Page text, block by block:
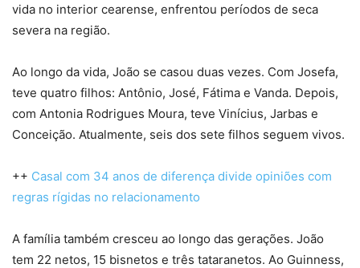
vida no interior cearense, enfrentou períodos de seca
severa na região.
Ao longo da vida, João se casou duas vezes. Com Josefa,
teve quatro filhos: Antônio, José, Fátima e Vanda. Depois,
com Antonia Rodrigues Moura, teve Vinícius, Jarbas e
Conceição. Atualmente, seis dos sete filhos seguem vivos.
++ Casal com 34 anos de diferença divide opiniões com
regras rígidas no relacionamento
A família também cresceu ao longo das gerações. João
tem 22 netos, 15 bisnetos e três tataranetos. Ao Guinness,